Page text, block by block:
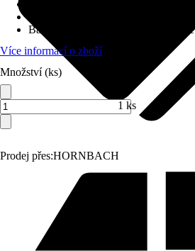
Prodej přes:HORNBACH
Barva světla
Nastavitelný odstín bílé
Více informací o zboží
Množství (ks)
1 ks